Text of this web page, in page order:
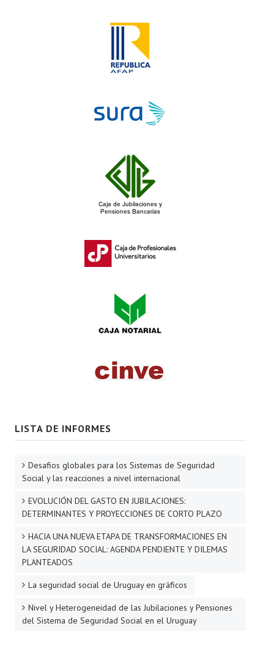
LISTA DE INFORMES
Desafios globales para los Sistemas de Seguridad
Social y las reacciones a nivel internacional
EVOLUCIÓN DEL GASTO EN JUBILACIONES:
DETERMINANTES Y PROYECCIONES DE CORTO PLAZO
HACIA UNA NUEVA ETAPA DE TRANSFORMACIONES EN
LA SEGURIDAD SOCIAL: AGENDA PENDIENTE Y DILEMAS
PLANTEADOS
La seguridad social de Uruguay en gráficos
Nivel y Heterogeneidad de las Jubilaciones y Pensiones
del Sistema de Seguridad Social en el Uruguay